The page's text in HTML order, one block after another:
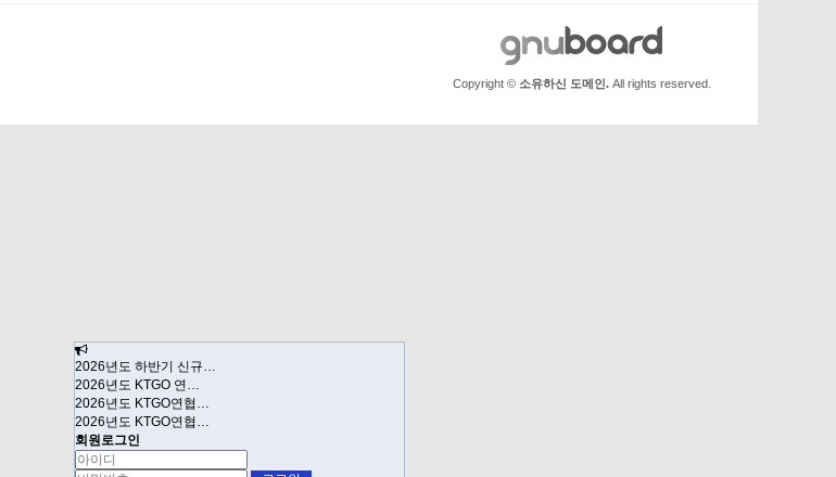
2026년도 하반기 신규…
2026년도 KTGO 연…
2026년도 KTGO연협…
2026년도 KTGO연협…
회원로그인
Copyright © 소유하신 도메인.All rights reserved.